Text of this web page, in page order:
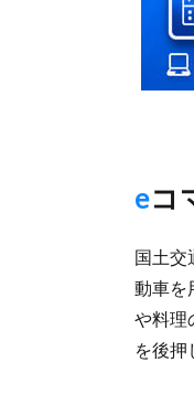
e
国土交
動車を
や料理
を後押